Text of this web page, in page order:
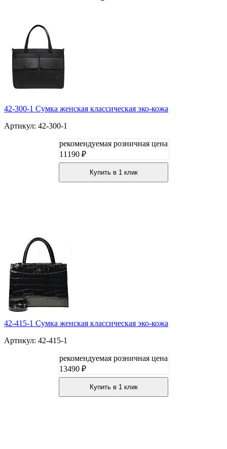
42-300-1 Сумка женская классическая эко-кожа
Артикул: 42-300-1
рекомендуемая розничная цена
11190 ₽
Купить в 1 клик
42-415-1 Сумка женская классическая эко-кожа
Артикул: 42-415-1
рекомендуемая розничная цена
13490 ₽
Купить в 1 клик